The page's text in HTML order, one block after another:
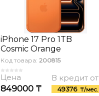
iPhone 17 Pro 1TB
Cosmic Orange
Код товара: 200815
Цена
849000 ₸
В кредит от
49376 ₸/мес.